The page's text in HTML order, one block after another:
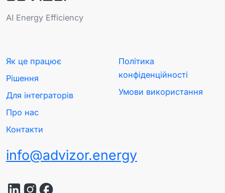
AI Energy Efficiency
Як це працює
Рішення
Для інтеграторів
Про нас
Контакти
Політика
конфіденційності
Умови використання
info@advizor.energy